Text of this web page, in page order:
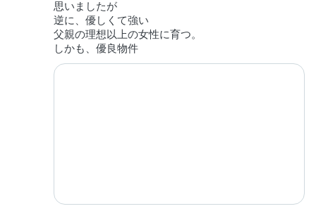
思いましたが
逆に、優しくて強い
父親の理想以上の女性に育つ。
しかも、優良物件